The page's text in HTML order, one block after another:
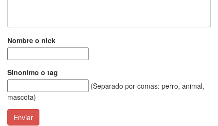
Nombre o nick
Sinonimo o tag
(Separado por comas: perro, animal,
mascota)
Enviar